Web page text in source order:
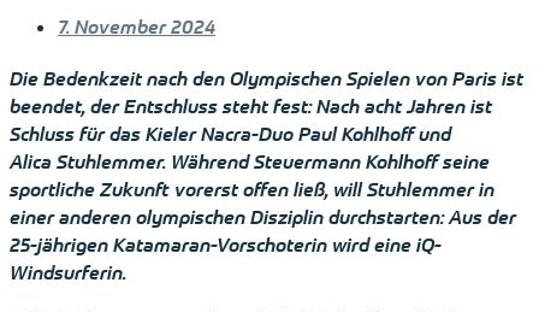
7. November 2024
Die Bedenkzeit nach den Olympischen Spielen von Paris ist
beendet, der Entschluss steht fest: Nach acht Jahren ist
Schluss für das Kieler Nacra-Duo Paul Kohlhoff und
Alica Stuhlemmer. Während Steuermann Kohlhoff seine
sportliche Zukunft vorerst offen ließ, will Stuhlemmer in
einer anderen olympischen Disziplin durchstarten: Aus der
25-jährigen Katamaran-Vorschoterin wird eine iQ-
Windsurferin.